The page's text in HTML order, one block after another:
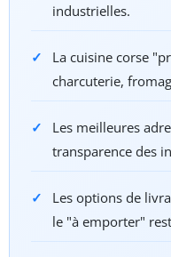
industrielles.
La cuisine corse
charcuterie,
Les meilleures
transparence des
Les options de
le "à emporter"